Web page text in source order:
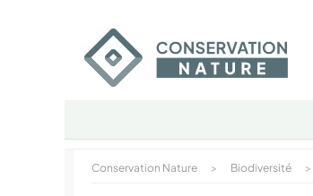
Conservation Nature > Biodiversité >